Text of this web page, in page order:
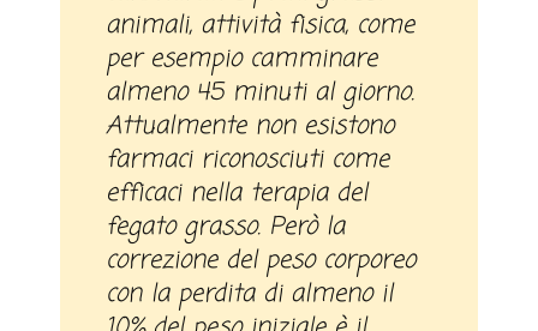
animali, attività fisica, come
per esempio camminare
almeno 45 minuti al giorno.
Attualmente non esistono
farmaci riconosciuti come
efficaci nella terapia del
fegato grasso. Però la
correzione del peso corporeo
con la perdita di almeno il